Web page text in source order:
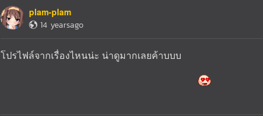
plam-plam
14 yearsago
โปรไฟล์จากเรื่องไหนน่ะ น่าดูมากเลยค้าบบบ